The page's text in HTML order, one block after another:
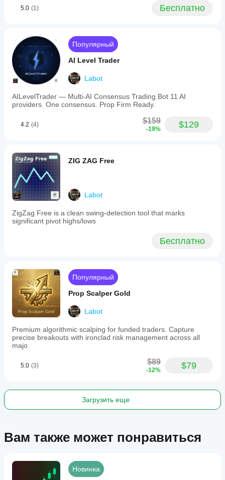
indices,
commodities,
cryptocurrencies
like
BTCUSD
and
EURUSD.
Traders
can
customize
deviation
modes,
settings,
and
visual
aspects
to
different
conditions
and
trend
and
bias
confirmation
through
pivot
sequences
and
supports
risk
management
suggesting
relative
modern
built-
5.0 (1) Бесплатно
Популярный
AI Level Trader
Labot
AILevelTrader — Multi-AI Consensus Trading Bot 11 AI
providers. One consensus. Prop Firm Ready.
4.2 (4) $159
-19% $129
ZIG ZAG Free
Labot
ZigZag Free is a clean swing-detection tool that marks
significant pivot highs/lows
Бесплатно
Популярный
Prop Scalper Gold
Labot
Premium algorithmic scalping for funded traders. Capture
precise breakouts with ironclad risk management across all
majo
5.0 (3) $89
-12% $79
Загрузить еще
Вам также может понравиться
Новинка